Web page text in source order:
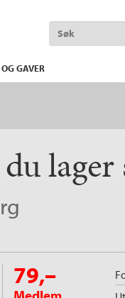
GAVER
lager
79,–